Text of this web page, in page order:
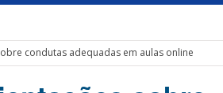
condutas adequadas em aulas online